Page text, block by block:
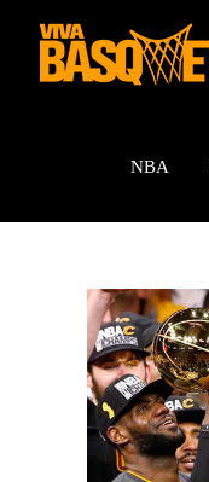
contenido
NBA